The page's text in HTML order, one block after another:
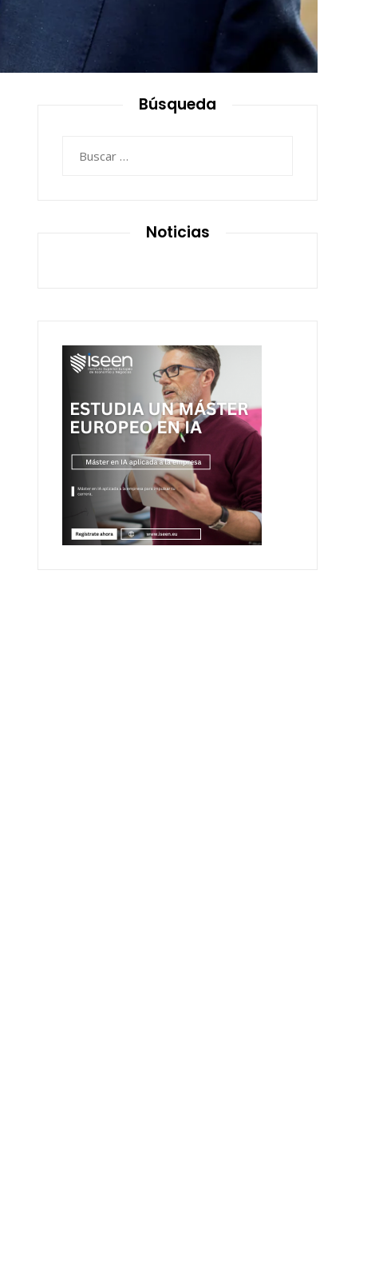
Búsqueda
Noticias